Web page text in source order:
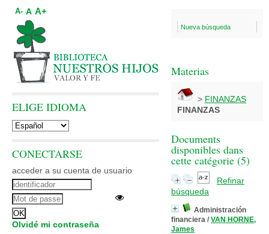
Nueva búsqueda
Materias
> FINANZAS
FINANZAS
Documents
disponibles dans
cette catégorie (5)
Refinar
búsqueda
Administración
financiera / VAN HORNE,
James
A- A A+
ELIGE IDIOMA
CONECTARSE
acceder a su cuenta de usuario
Olvidé mi contraseña